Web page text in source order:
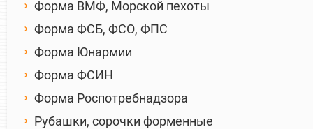
Форма ВМФ, Морской пехоты
Форма ФСБ, ФСО, ФПС
Форма Юнармии
Форма ФСИН
Форма Роспотребнадзора
Рубашки, сорочки форменные